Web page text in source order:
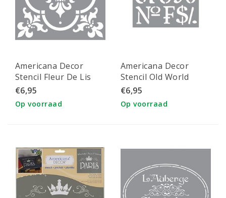
Americana Decor
Stencil Fleur De Lis
Tile
€6,95
Op voorraad
Americana Decor
Stencil Old World
Numbers
€6,95
Op voorraad